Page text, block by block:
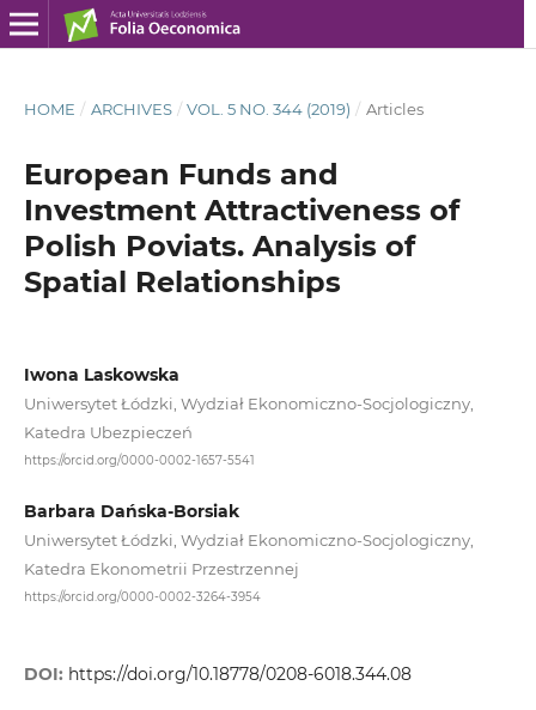
HOME / ARCHIVES / VOL. 5 NO. 344 (2019) / Articles
European Funds and
Investment Attractiveness of
Polish Poviats. Analysis of
Spatial Relationships
Iwona Laskowska
Uniwersytet Łódzki, Wydział Ekonomiczno-Socjologiczny,
Katedra Ubezpieczeń
https://orcid.org/0000-0002-1657-5541
Barbara Dańska-Borsiak
Uniwersytet Łódzki, Wydział Ekonomiczno-Socjologiczny,
Katedra Ekonometrii Przestrzennej
https://orcid.org/0000-0002-3264-3954
DOI: https://doi.org/10.18778/0208-6018.344.08